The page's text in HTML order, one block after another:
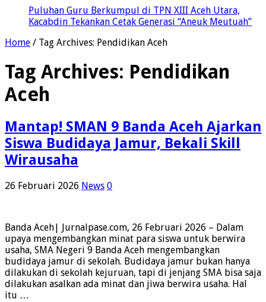
Puluhan Guru Berkumpul di TPN XIII Aceh Utara,
Kacabdin Tekankan Cetak Generasi “Aneuk Meutuah”
Home / Tag Archives: Pendidikan Aceh
Tag Archives: Pendidikan
Aceh
Mantap! SMAN 9 Banda Aceh Ajarkan
Siswa Budidaya Jamur, Bekali Skill
Wirausaha
26 Februari 2026 News 0
Banda Aceh| Jurnalpase.com, 26 Februari 2026 – Dalam
upaya mengembangkan minat para siswa untuk berwira
usaha, SMA Negeri 9 Banda Aceh mengembangkan
budidaya jamur di sekolah. Budidaya jamur bukan hanya
dilakukan di sekolah kejuruan, tapi di jenjang SMA bisa saja
dilakukan asalkan ada minat dan jiwa berwira usaha. Hal
itu …